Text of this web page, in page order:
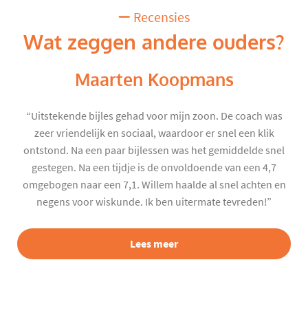
Recensies
Wat zeggen andere ouders?
Maarten Koopmans
“Uitstekende bijles gehad voor mijn zoon. De coach was
zeer vriendelijk en sociaal, waardoor er snel een klik
ontstond. Na een paar bijlessen was het gemiddelde snel
gestegen. Na een tijdje is de onvoldoende van een 4,7
omgebogen naar een 7,1. Willem haalde al snel achten en
negens voor wiskunde. Ik ben uitermate tevreden!”
Lees meer